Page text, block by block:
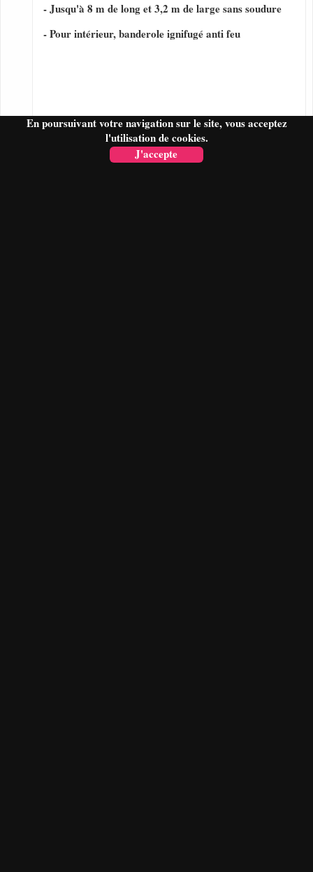
En poursuivant votre navigation sur le site, vous acceptez
l'utilisation de cookies.
J'accepte
- Jusqu'à 8 m de long et 3,2 m de large sans soudure
- Pour intérieur, banderole ignifugé anti feu